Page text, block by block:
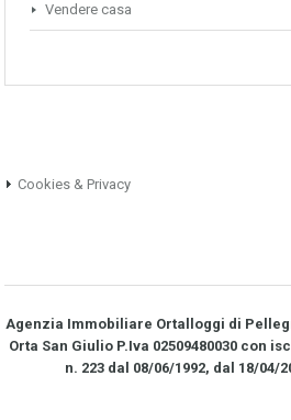
Vendere casa
Cookies & Privacy
Agenzia Immobiliare Ortalloggi di
Orta San Giulio P.Iva 02509480030 con
n. 223 dal 08/06/1992, dal 18/04/